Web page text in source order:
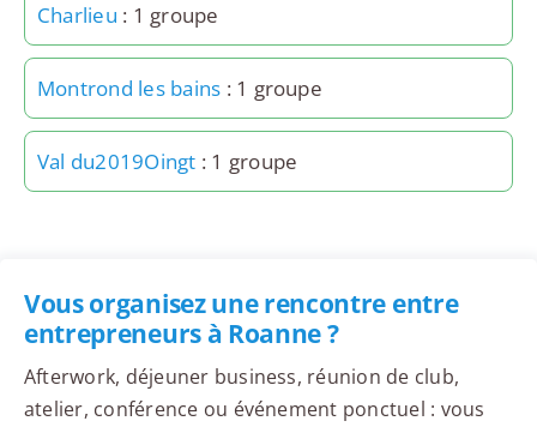
Charlieu : 1 groupe
Montrond les bains : 1 groupe
Val du2019Oingt : 1 groupe
Vous organisez une rencontre entre
entrepreneurs à Roanne ?
Afterwork, déjeuner business, réunion de club,
atelier, conférence ou événement ponctuel : vous